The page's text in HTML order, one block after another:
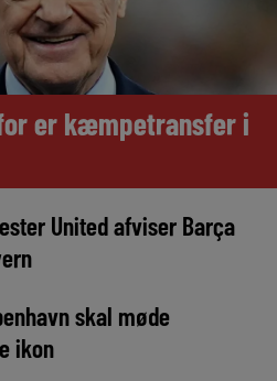
er kæmpetransfer i
United afviser Barça
skal møde
ikon